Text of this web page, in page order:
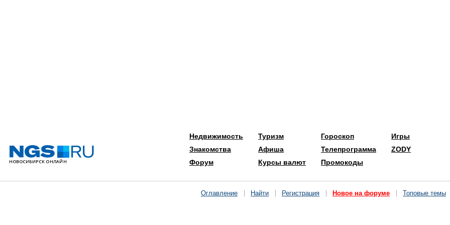
Недвижимость
Знакомства
Форум
Туризм
Афиша
Курсы валют
Гороскоп
Телепрограмма
Промокоды
Игры
ZODY
Оглавление Найти Регистрация Новое на форуме Топовые темы